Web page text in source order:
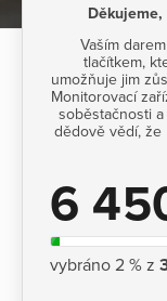
Vaším
tlačítkem,
umožňuje jim
Monitorovací
soběstačnosti
dědově vědí, že
6
vybráno 2 % z